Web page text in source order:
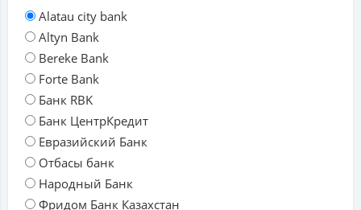
Alatau city bank
Altyn Bank
Bereke Bank
Forte Bank
Банк RBK
Банк ЦентрКредит
Евразийский Банк
Отбасы банк
Народный Банк
Фридом Банк Казахстан